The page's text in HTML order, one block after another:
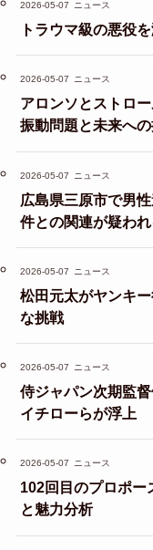
2026-05-07 ニュース
トラウマ級の悪役
2026-05-07 ニュース
アロンソとストロ
振動問題と未来へ
2026-05-07 ニュース
広島県三原市で男
件との関連が疑わ
2026-05-07 ニュース
松田元太がヤンキ
な挑戦
2026-05-07 ニュース
侍ジャパン次期監
イチローらが浮上
2026-05-07 ニュース
102回目のプロポー
と魅力分析